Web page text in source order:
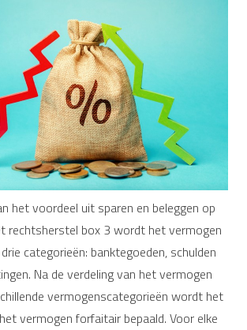
het voordeel uit sparen en beleggen op
rechtsherstel box 3 wordt het vermogen
categorieën: banktegoeden, schulden
Na de verdeling van het vermogen
vermogenscategorieën wordt het
vermogen forfaitair bepaald. Voor elke